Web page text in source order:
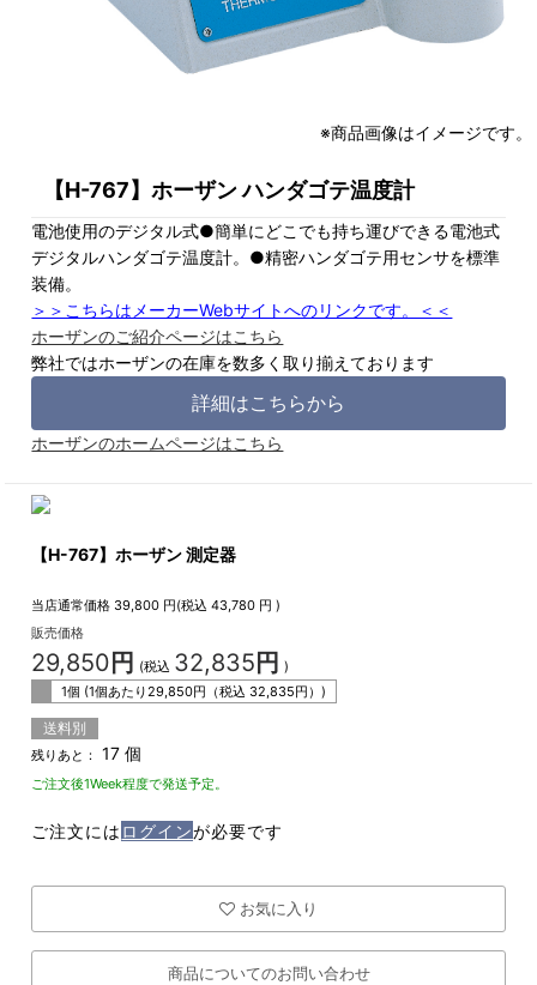
※商品画像はイメージです。
【H-767】ホーザン ハンダゴテ温度計
電池使用のデジタル式●簡単にどこでも持ち運びできる電池式
デジタルハンダゴテ温度計。●精密ハンダゴテ用センサを標準
装備。
＞＞こちらはメーカーWebサイトへのリンクです。＜＜
ホーザンのご紹介ページはこちら
弊社ではホーザンの在庫を数多く取り揃えております
詳細はこちらから
ホーザンのホームページはこちら
【H-767】ホーザン 測定器
当店通常価格 39,800 円(税込43,780 円 )
販売価格
29,850 円 (税込 32,835 円 )
1個 (1個あたり29,850円（税込 32,835円）)
送料別
残りあと： 17 個
ご注文後1Week程度で発送予定。
ご注文には ログインが必要です
お気に入り
商品についてのお問い合わせ